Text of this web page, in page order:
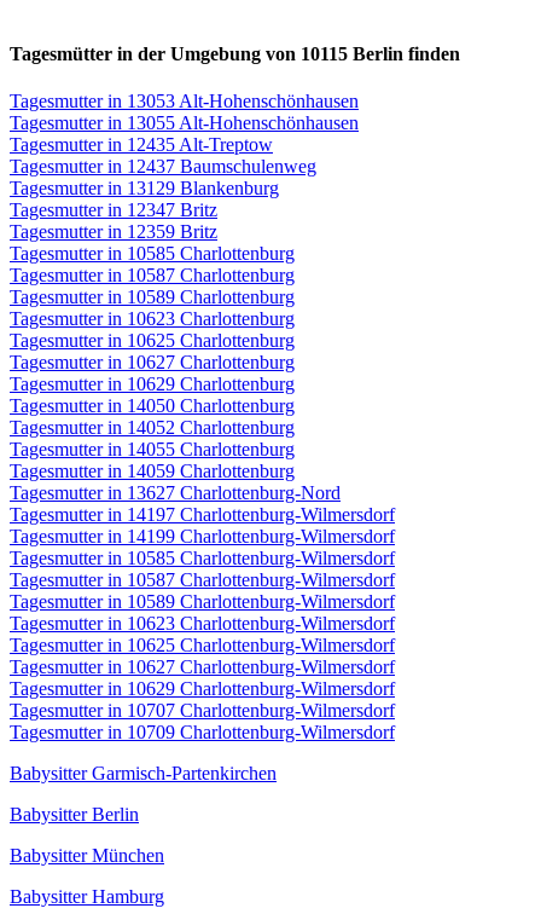
Tagesmütter in der Umgebung von 10115 Berlin finden
Tagesmutter in 13053 Alt-Hohenschönhausen
Tagesmutter in 13055 Alt-Hohenschönhausen
Tagesmutter in 12435 Alt-Treptow
Tagesmutter in 12437 Baumschulenweg
Tagesmutter in 13129 Blankenburg
Tagesmutter in 12347 Britz
Tagesmutter in 12359 Britz
Tagesmutter in 10585 Charlottenburg
Tagesmutter in 10587 Charlottenburg
Tagesmutter in 10589 Charlottenburg
Tagesmutter in 10623 Charlottenburg
Tagesmutter in 10625 Charlottenburg
Tagesmutter in 10627 Charlottenburg
Tagesmutter in 10629 Charlottenburg
Tagesmutter in 14050 Charlottenburg
Tagesmutter in 14052 Charlottenburg
Tagesmutter in 14055 Charlottenburg
Tagesmutter in 14059 Charlottenburg
Tagesmutter in 13627 Charlottenburg-Nord
Tagesmutter in 14197 Charlottenburg-Wilmersdorf
Tagesmutter in 14199 Charlottenburg-Wilmersdorf
Tagesmutter in 10585 Charlottenburg-Wilmersdorf
Tagesmutter in 10587 Charlottenburg-Wilmersdorf
Tagesmutter in 10589 Charlottenburg-Wilmersdorf
Tagesmutter in 10623 Charlottenburg-Wilmersdorf
Tagesmutter in 10625 Charlottenburg-Wilmersdorf
Tagesmutter in 10627 Charlottenburg-Wilmersdorf
Tagesmutter in 10629 Charlottenburg-Wilmersdorf
Tagesmutter in 10707 Charlottenburg-Wilmersdorf
Tagesmutter in 10709 Charlottenburg-Wilmersdorf
Babysitter Garmisch-Partenkirchen
Babysitter Berlin
Babysitter München
Babysitter Hamburg